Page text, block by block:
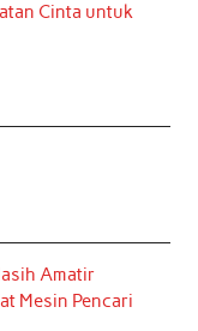
Cinta untuk
Amatir
Mesin Pencari